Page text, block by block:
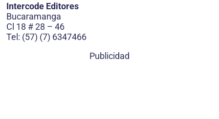
Intercode Editores
Bucaramanga
Cl 18 # 28 – 46
Tel: (57) (7) 6347466
Publicidad